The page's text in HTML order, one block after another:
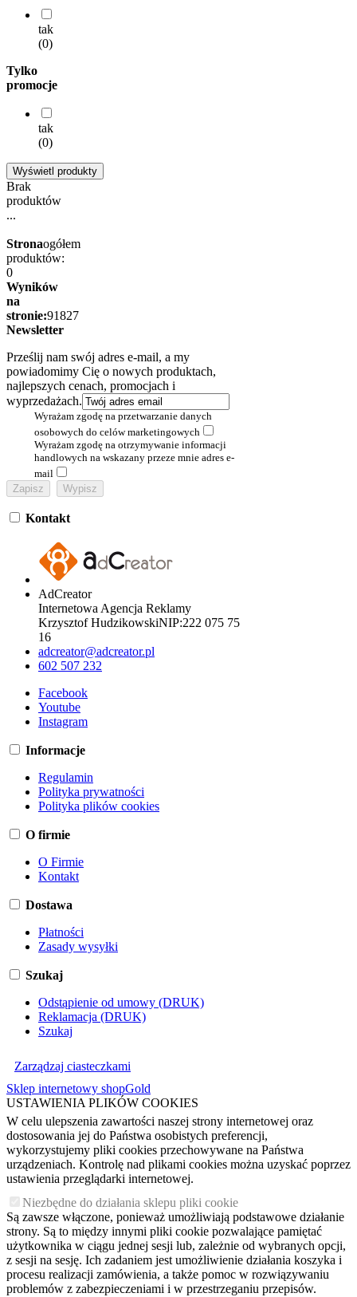
tak
(0)
Tylko
promocje
tak
(0)
Brak
produktów
...
Stronaogółem
produktów:
0
Wyników
na
stronie:91827
Newsletter
Prześlij nam swój adres e-mail, a my
powiadomimy Cię o nowych produktach,
najlepszych cenach, promocjach i
wyprzedażach.
Wyrażam zgodę na przetwarzanie danych
osobowych do celów marketingowych
Wyrażam zgodę na otrzymywanie informacji
handlowych na wskazany przeze mnie adres e-
mail
Kontakt
AdCreator
Internetowa Agencja Reklamy
Krzysztof HudzikowskiNIP:222 075 75
16
adcreator@adcreator.pl
602 507 232
Facebook
Youtube
Instagram
Informacje
Regulamin
Polityka prywatności
Polityka plików cookies
O firmie
O Firmie
Kontakt
Dostawa
Płatności
Zasady wysyłki
Szukaj
Odstąpienie od umowy (DRUK)
Reklamacja (DRUK)
Szukaj
Zarządzaj ciasteczkami
Sklep internetowy shopGold
USTAWIENIA PLIKÓW COOKIES
W celu ulepszenia zawartości naszej strony internetowej oraz
dostosowania jej do Państwa osobistych preferencji,
wykorzystujemy pliki cookies przechowywane na Państwa
urządzeniach. Kontrolę nad plikami cookies można uzyskać poprzez
ustawienia przeglądarki internetowej.
Niezbędne do działania sklepu pliki cookie
Są zawsze włączone, ponieważ umożliwiają podstawowe działanie
strony. Są to między innymi pliki cookie pozwalające pamiętać
użytkownika w ciągu jednej sesji lub, zależnie od wybranych opcji,
z sesji na sesję. Ich zadaniem jest umożliwienie działania koszyka i
procesu realizacji zamówienia, a także pomoc w rozwiązywaniu
problemów z zabezpieczeniami i w przestrzeganiu przepisów.